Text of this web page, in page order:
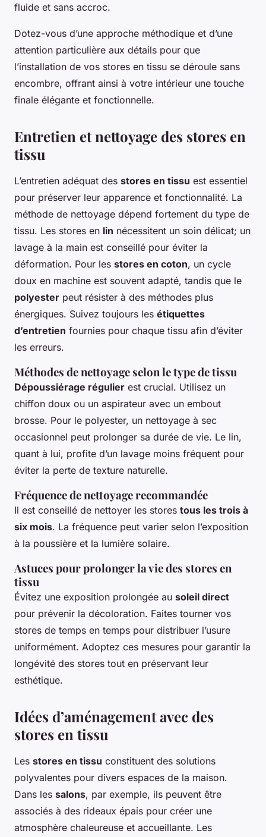
fluide et sans accroc.
Dotez-vous d’une approche méthodique et d’une
attention particulière aux détails pour que
l’installation de vos stores en tissu se déroule sans
encombre, offrant ainsi à votre intérieur une touche
finale élégante et fonctionnelle.
Entretien et nettoyage des stores en
tissu
L’entretien adéquat des stores en tissu est essentiel
pour préserver leur apparence et fonctionnalité. La
méthode de nettoyage dépend fortement du type de
tissu. Les stores en lin nécessitent un soin délicat; un
lavage à la main est conseillé pour éviter la
déformation. Pour les stores en coton, un cycle
doux en machine est souvent adapté, tandis que le
polyester peut résister à des méthodes plus
énergiques. Suivez toujours les étiquettes
d’entretien fournies pour chaque tissu afin d’éviter
les erreurs.
Méthodes de nettoyage selon le type de tissu
Dépoussiérage régulier est crucial. Utilisez un
chiffon doux ou un aspirateur avec un embout
brosse. Pour le polyester, un nettoyage à sec
occasionnel peut prolonger sa durée de vie. Le lin,
quant à lui, profite d’un lavage moins fréquent pour
éviter la perte de texture naturelle.
Fréquence de nettoyage recommandée
Il est conseillé de nettoyer les stores tous les trois à
six mois. La fréquence peut varier selon l’exposition
à la poussière et la lumière solaire.
Astuces pour prolonger la vie des stores en
tissu
Évitez une exposition prolongée au soleil direct
pour prévenir la décoloration. Faites tourner vos
stores de temps en temps pour distribuer l’usure
uniformément. Adoptez ces mesures pour garantir la
longévité des stores tout en préservant leur
esthétique.
Idées d’aménagement avec des
stores en tissu
Les stores en tissu constituent des solutions
polyvalentes pour divers espaces de la maison.
Dans les salons, par exemple, ils peuvent être
associés à des rideaux épais pour créer une
atmosphère chaleureuse et accueillante. Les